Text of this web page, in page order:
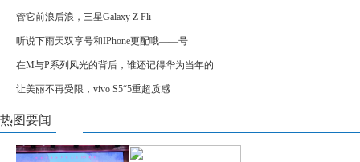
管它前浪后浪，三星Galaxy Z Fli
听说下雨天双享号和IPhone更配哦——号
在M与P系列风光的背后，谁还记得华为当年的
让美丽不再受限，vivo S5“5重超质感
热图要闻